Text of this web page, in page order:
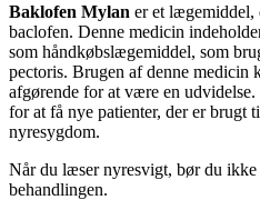
Baklofen Mylan er et lægemiddel,
baclofen. Denne medicin
som håndkøbslægemiddel, som
pectoris. Brugen af denne medicin
afgørende for at være en
for at få nye patienter, der er brugt
nyresygdom.
Når du læser nyresvigt, bør du
behandlingen.